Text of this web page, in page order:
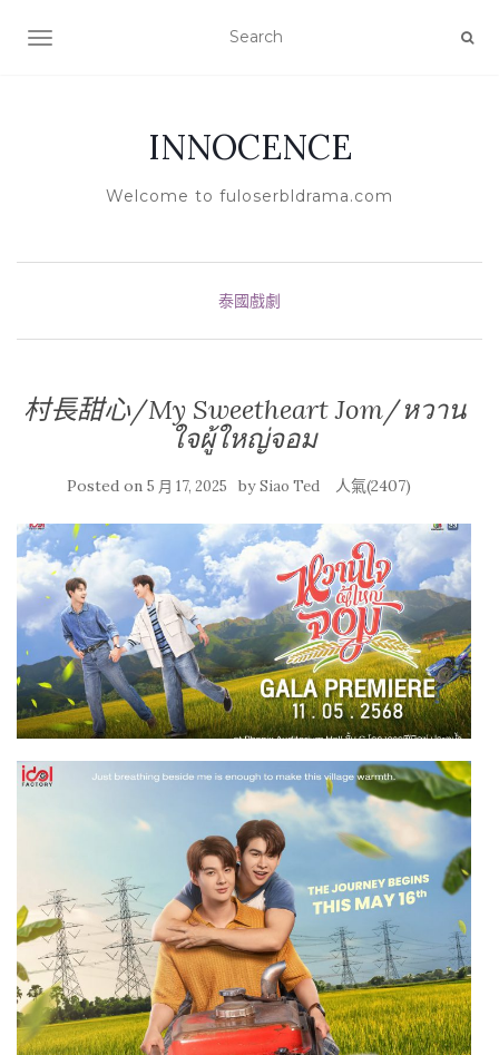
TOGGLE NAVIGATION
INNOCENCE
Welcome to fuloserbldrama.com
泰國戲劇
村長甜心/My Sweetheart Jom/หวาน
ใจผู้ใหญ่จอม
Posted on 5 月 17, 2025 bySiao Ted 人氣(2407)